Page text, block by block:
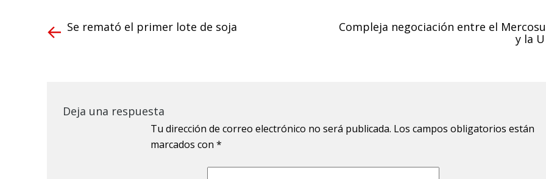
Se remató el primer lote de soja
Compleja negociación entre el
y la
Deja una respuesta
Tu dirección de correo electrónico no será publicada. Los campos obligatorios están
marcados con *